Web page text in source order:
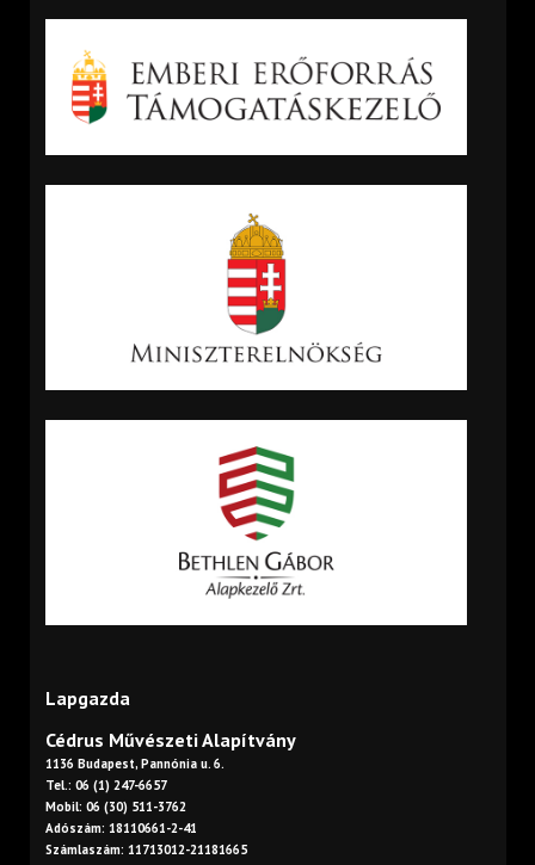
Lapgazda
Cédrus Művészeti Alapítvány
1136 Budapest, Pannónia u. 6.
Tel.: 06 (1) 247-6657
Mobil: 06 (30) 511-3762
Adószám: 18110661-2-41
Számlaszám: 11713012-21181665